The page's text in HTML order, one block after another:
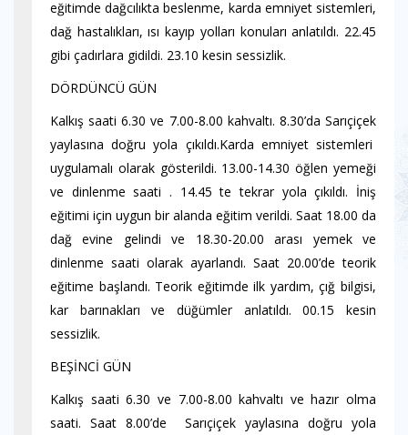
eğitimde dağcılıkta beslenme, karda emniyet sistemleri,
dağ hastalıkları, ısı kayıp yolları konuları anlatıldı. 22.45
gibi çadırlara gidildi. 23.10 kesin sessizlik.
DÖRDÜNCÜ GÜN
Kalkış saati 6.30 ve 7.00-8.00 kahvaltı. 8.30’da Sarıçiçek
yaylasına doğru yola çıkıldı.Karda emniyet sistemleri
uygulamalı olarak gösterildi. 13.00-14.30 öğlen yemeği
ve dinlenme saati . 14.45 te tekrar yola çıkıldı. İniş
eğitimi için uygun bir alanda eğitim verildi. Saat 18.00 da
dağ evine gelindi ve 18.30-20.00 arası yemek ve
dinlenme saati olarak ayarlandı. Saat 20.00’de teorik
eğitime başlandı. Teorik eğitimde ilk yardım, çığ bilgisi,
kar barınakları ve düğümler anlatıldı. 00.15 kesin
sessizlik.
BEŞİNCİ GÜN
Kalkış saati 6.30 ve 7.00-8.00 kahvaltı ve hazır olma
saati. Saat 8.00’de Sarıçiçek yaylasına doğru yola